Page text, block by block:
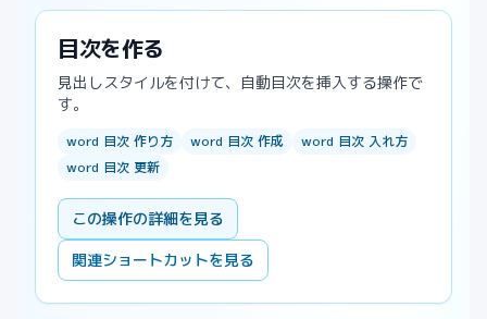
目次を作る
見出しスタイルを付けて、自動目次を挿入する操作で
す。
word 目次 作り方 word 目次 作成
word 目次 入れ方
word 目次 更新
この操作の詳細を見る
関連ショートカットを見る